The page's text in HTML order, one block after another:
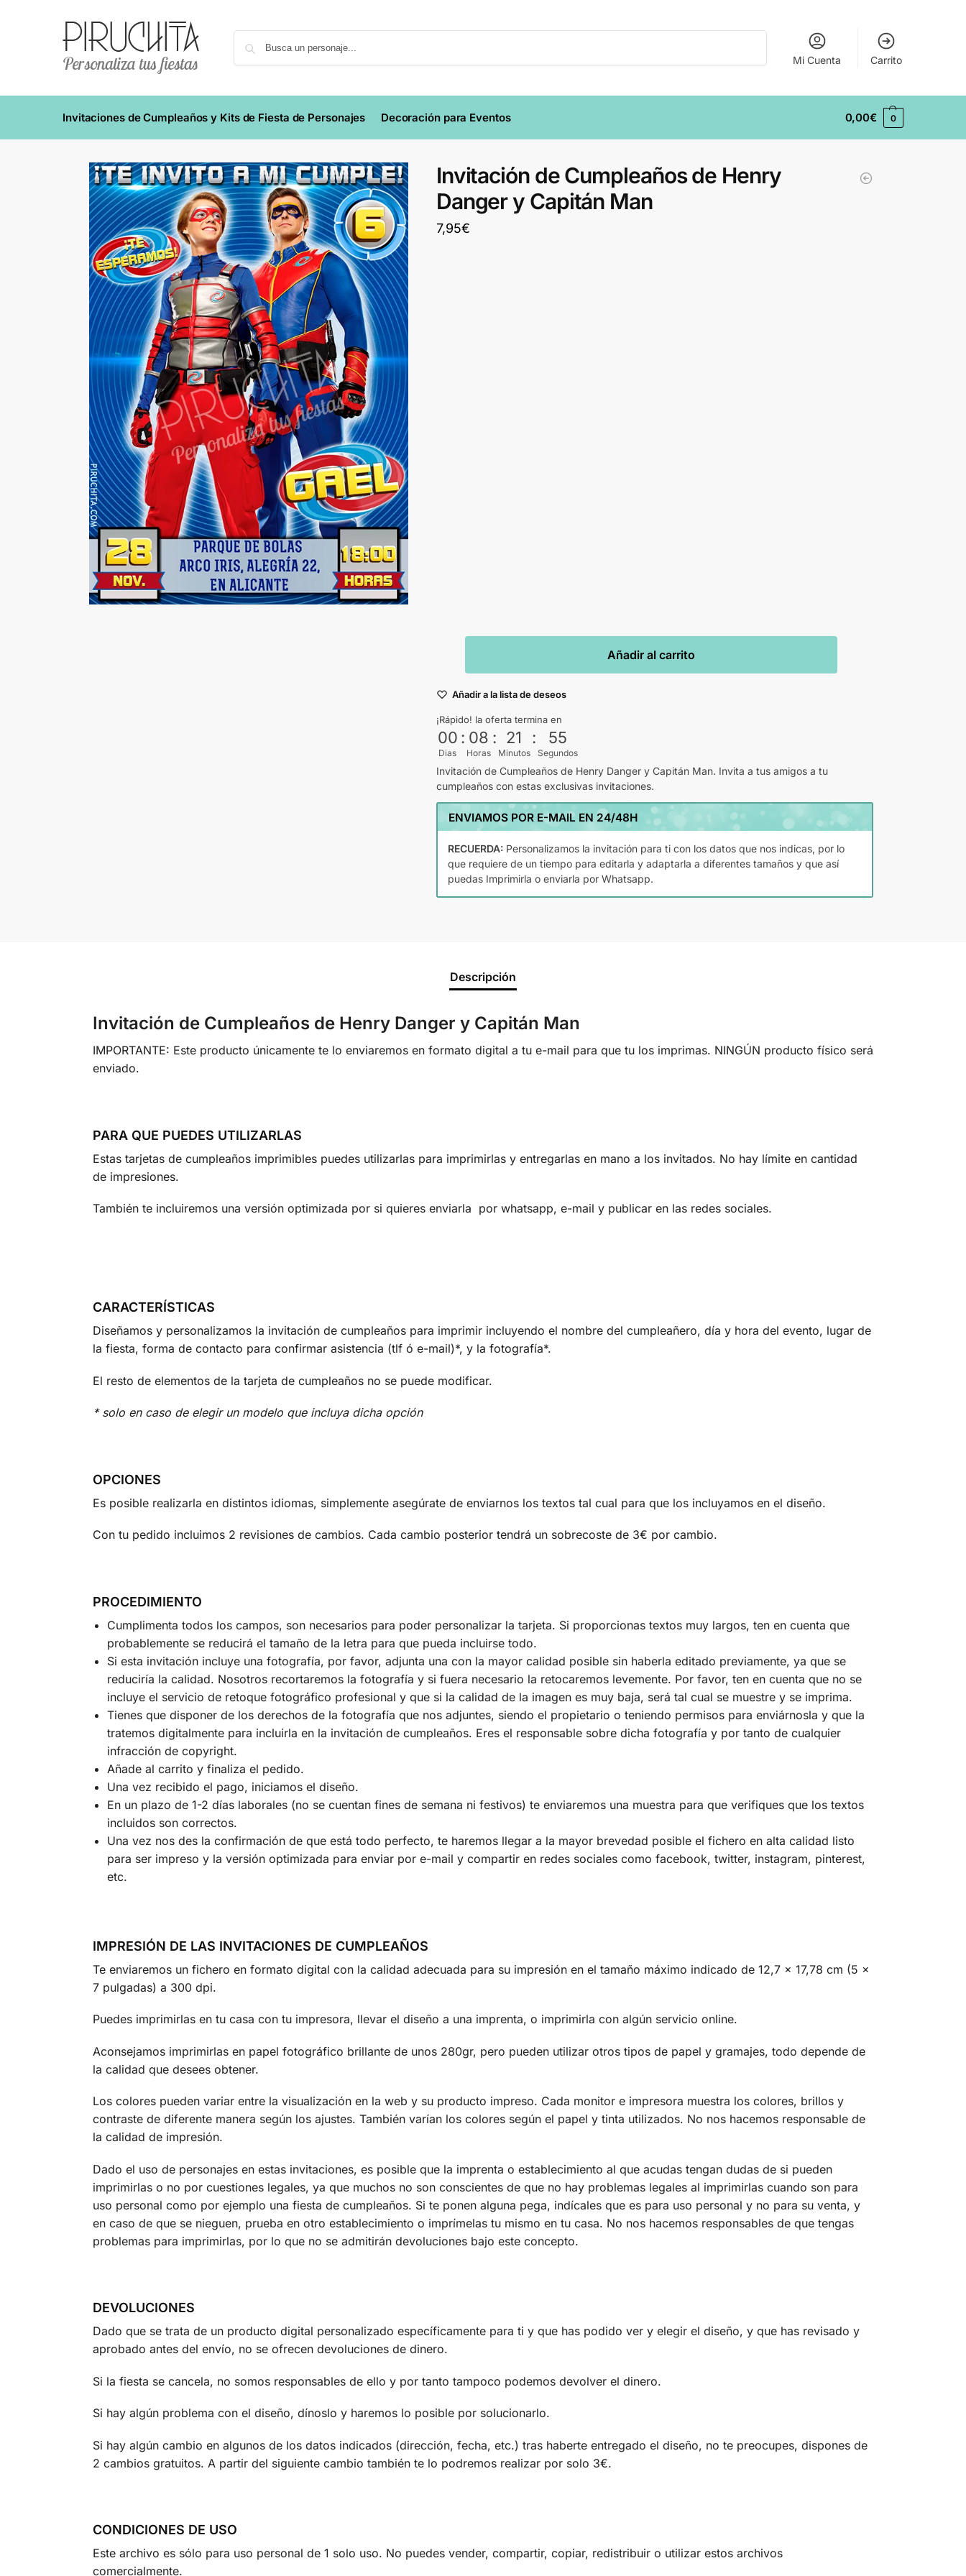
Mi Cuenta Carrito
Invitaciones de Cumpleaños y Kits de Fiesta de Personajes Decoración para Eventos 0,00€ 0
Invitación de Cumpleaños de Henry
Danger y Capitán Man
7,95€
Añadir al carrito
Añadir a la lista de deseos
¡Rápido! la oferta termina en
00
Dias
: 08
Horas
: 21
Minutos
: 54
Segundos
Invitación de Cumpleaños de Henry Danger y Capitán Man. Invita a tus amigos a tu
cumpleaños con estas exclusivas invitaciones.
ENVIAMOS POR E-MAIL EN 24/48H
RECUERDA:Personalizamos la invitación para ti con los datos que nos indicas, por lo
que requiere de un tiempo para editarla y adaptarla a diferentes tamaños y que así
puedas Imprimirla o enviarla por Whatsapp.
Descripción
Invitación de Cumpleaños de Henry Danger y Capitán Man
IMPORTANTE: Este producto únicamente te lo enviaremos en formato digital a tu e-mail para que tu los imprimas. NINGÚN producto físico será
enviado.
PARA QUE PUEDES UTILIZARLAS
Estas tarjetas de cumpleaños imprimibles puedes utilizarlas para imprimirlas y entregarlas en mano a los invitados. No hay límite en cantidad
de impresiones.
También te incluiremos una versión optimizada por si quieres enviarla por whatsapp, e-mail y publicar en las redes sociales.
CARACTERÍSTICAS
Diseñamos y personalizamos la invitación de cumpleaños para imprimir incluyendo el nombre del cumpleañero, día y hora del evento, lugar de
la fiesta, forma de contacto para confirmar asistencia (tlf ó e-mail)*, y la fotografía*.
El resto de elementos de la tarjeta de cumpleaños no se puede modificar.
* solo en caso de elegir un modelo que incluya dicha opción
OPCIONES
Es posible realizarla en distintos idiomas, simplemente asegúrate de enviarnos los textos tal cual para que los incluyamos en el diseño.
Con tu pedido incluimos 2 revisiones de cambios. Cada cambio posterior tendrá un sobrecoste de 3€ por cambio.
PROCEDIMIENTO
Cumplimenta todos los campos, son necesarios para poder personalizar la tarjeta. Si proporcionas textos muy largos, ten en cuenta que
probablemente se reducirá el tamaño de la letra para que pueda incluirse todo.
Si esta invitación incluye una fotografía, por favor, adjunta una con la mayor calidad posible sin haberla editado previamente, ya que se
reduciría la calidad. Nosotros recortaremos la fotografía y si fuera necesario la retocaremos levemente. Por favor, ten en cuenta que no se
incluye el servicio de retoque fotográfico profesional y que si la calidad de la imagen es muy baja, será tal cual se muestre y se imprima.
Tienes que disponer de los derechos de la fotografía que nos adjuntes, siendo el propietario o teniendo permisos para enviárnosla y que la
tratemos digitalmente para incluirla en la invitación de cumpleaños. Eres el responsable sobre dicha fotografía y por tanto de cualquier
infracción de copyright.
Añade al carrito y finaliza el pedido.
Una vez recibido el pago, iniciamos el diseño.
En un plazo de 1-2 días laborales (no se cuentan fines de semana ni festivos) te enviaremos una muestra para que verifiques que los textos
incluidos son correctos.
Una vez nos des la confirmación de que está todo perfecto, te haremos llegar a la mayor brevedad posible el fichero en alta calidad listo
para ser impreso y la versión optimizada para enviar por e-mail y compartir en redes sociales como facebook, twitter, instagram, pinterest,
etc.
IMPRESIÓN DE LAS INVITACIONES DE CUMPLEAÑOS
Te enviaremos un fichero en formato digital con la calidad adecuada para su impresión en el tamaño máximo indicado de 12,7 x 17,78 cm (5 x
7 pulgadas) a 300 dpi.
Puedes imprimirlas en tu casa con tu impresora, llevar el diseño a una imprenta, o imprimirla con algún servicio online.
Aconsejamos imprimirlas en papel fotográfico brillante de unos 280gr, pero pueden utilizar otros tipos de papel y gramajes, todo depende de
la calidad que desees obtener.
Los colores pueden variar entre la visualización en la web y su producto impreso. Cada monitor e impresora muestra los colores, brillos y
contraste de diferente manera según los ajustes. También varían los colores según el papel y tinta utilizados. No nos hacemos responsable de
la calidad de impresión.
Dado el uso de personajes en estas invitaciones, es posible que la imprenta o establecimiento al que acudas tengan dudas de si pueden
imprimirlas o no por cuestiones legales, ya que muchos no son conscientes de que no hay problemas legales al imprimirlas cuando son para
uso personal como por ejemplo una fiesta de cumpleaños. Si te ponen alguna pega, indícales que es para uso personal y no para su venta, y
en caso de que se nieguen, prueba en otro establecimiento o imprímelas tu mismo en tu casa. No nos hacemos responsables de que tengas
problemas para imprimirlas, por lo que no se admitirán devoluciones bajo este concepto.
DEVOLUCIONES
Dado que se trata de un producto digital personalizado específicamente para ti y que has podido ver y elegir el diseño, y que has revisado y
aprobado antes del envío, no se ofrecen devoluciones de dinero.
Si la fiesta se cancela, no somos responsables de ello y por tanto tampoco podemos devolver el dinero.
Si hay algún problema con el diseño, dínoslo y haremos lo posible por solucionarlo.
Si hay algún cambio en algunos de los datos indicados (dirección, fecha, etc.) tras haberte entregado el diseño, no te preocupes, dispones de
2 cambios gratuitos. A partir del siguiente cambio también te lo podremos realizar por solo 3€.
CONDICIONES DE USO
Este archivo es sólo para uso personal de 1 solo uso. No puedes vender, compartir, copiar, redistribuir o utilizar estos archivos
comercialmente.